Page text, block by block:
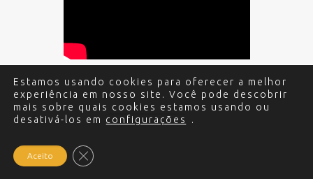
© 2017 - 2024 Edgar Miguel. Todos os direitos
reservados.Política de Privacidade
Estamos usando cookies para oferecer a melhor
experiência em nosso site. Você pode descobrir
mais sobre quais cookies estamos usando ou
desativá-los em configurações .
Aceito Close GDPR Cookie Banner